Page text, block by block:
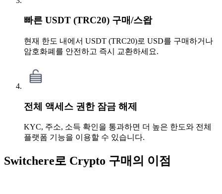
빠른 USDT (TRC20) 구매/스왑
현재 한도 내에서 USDT (TRC20)로 USD를 구매하거나
암호화폐를 안전하고 즉시 교환하세요.
전체 액세스 권한 잠금 해제
KYC, 주소, 소득 확인을 통과하면 더 높은 한도와 전체
플랫폼 기능을 이용할 수 있습니다.
Switchere로 Crypto 구매의 이점